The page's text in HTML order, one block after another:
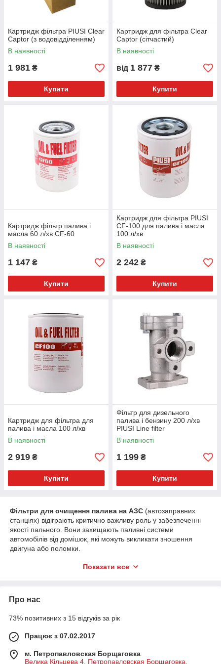
Картридж фільтра PIUSI Сlear
Сaptor (з водовідділенням)
В наявності
1 981 ₴
Купити
Картридж для фільтра Сlear
Сaptor (сітчастий)
В наявності
від 1 877 ₴
Купити
Картридж фільтр палива і
масла 60 л/хв CF-60
В наявності
1 147 ₴
Купити
Картридж для фільтра PIUSI
CF-100 для палива і масла
100 л/хв
В наявності
2 242 ₴
Купити
Картридж для фільтра для
палива і масла 100 л/хв
В наявності
2 919 ₴
Купити
Фільтр для дизельного
палива і бензину 200 л/хв
PIUSI Line filter
В наявності
1 199 ₴
Купити
Фільтри для очищення палива на АЗС (автозаправних
станціях) відіграють критично важливу роль у забезпеченні
якості пального. Вони захищають паливні системи
автомобілів від домішок, які можуть викликати зношення
двигуна або поломки.
Фільтруючий елемент (зазвичай виготовлений із
затримує:
механічні частинки
Показати все
Про нас
73% позитивних з 15 відгуків за рік
Працює з 07.02.2017
м. Петропавловская Борщаговка
Велика Кільцева 4, Петропавловская Борщаговка,